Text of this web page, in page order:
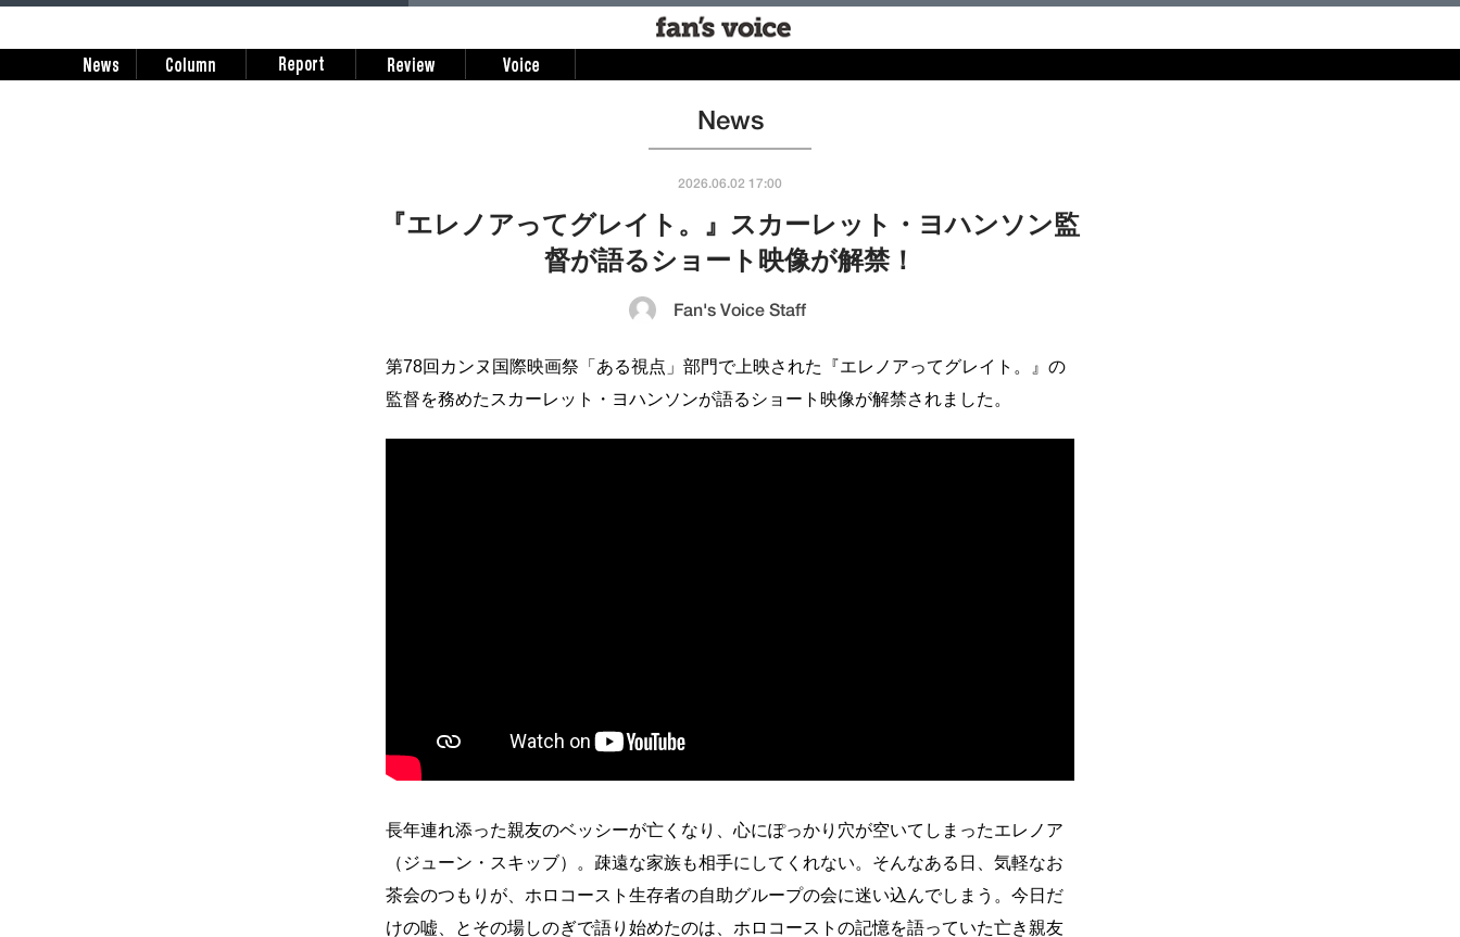
News
2026.06.02 17:00
『エレノアってグレイト。』スカーレット・ヨハンソン監
督が語るショート映像が解禁！
Fan's Voice Staff
第78回カンヌ国際映画祭「ある視点」部門で上映された『エレノアってグレイト。』の
監督を務めたスカーレット・ヨハンソンが語るショート映像が解禁されました。
長年連れ添った親友のベッシーが亡くなり、心にぽっかり穴が空いてしまったエレノア
（ジューン・スキッブ）。疎遠な家族も相手にしてくれない。そんなある日、気軽なお
茶会のつもりが、ホロコースト生存者の自助グループの会に迷い込んでしまう。今日だ
けの嘘、とその場しのぎで語り始めたのは、ホロコーストの記憶を語っていた亡き親友